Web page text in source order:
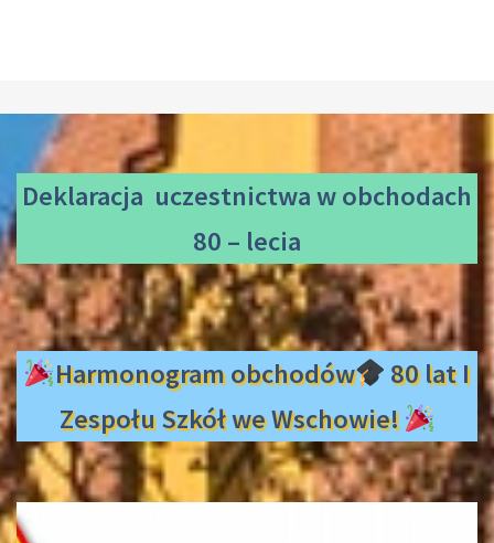
Deklaracja uczestnictwaw obchodach
80 – lecia
Harmonogram obchodów
80 lat I
Zespołu Szkół we Wschowie!